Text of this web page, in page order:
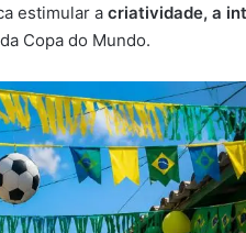
estimular a criatividade, a
Copa do Mundo.